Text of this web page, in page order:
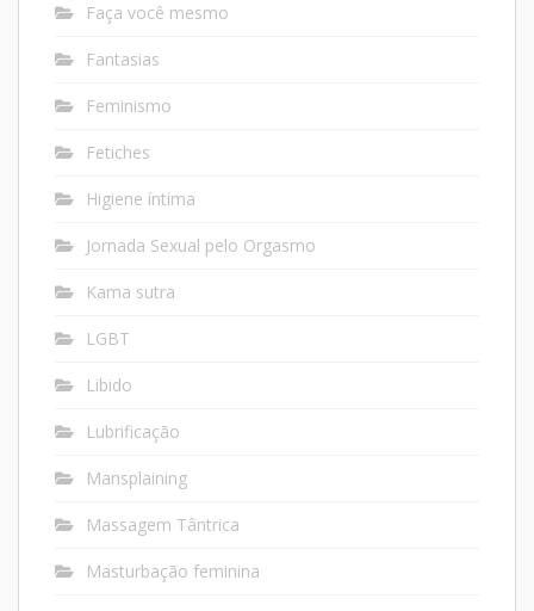
Faça você mesmo
Fantasias
Feminismo
Fetiches
Higiene íntima
Jornada Sexual pelo Orgasmo
Kama sutra
LGBT
Libido
Lubrificação
Mansplaining
Massagem Tântrica
Masturbação feminina